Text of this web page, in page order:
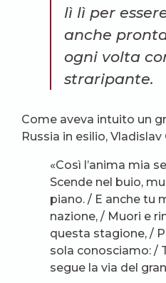
lì lì per
anche
ogni volta
straripante.
Come aveva intuito un
Russia in esilio,
«Così l’anima mia
Scende nel buio,
piano. / E anche tu
nazione, / Muori e
questa stagione, /
sola conosciamo: /
segue la via del